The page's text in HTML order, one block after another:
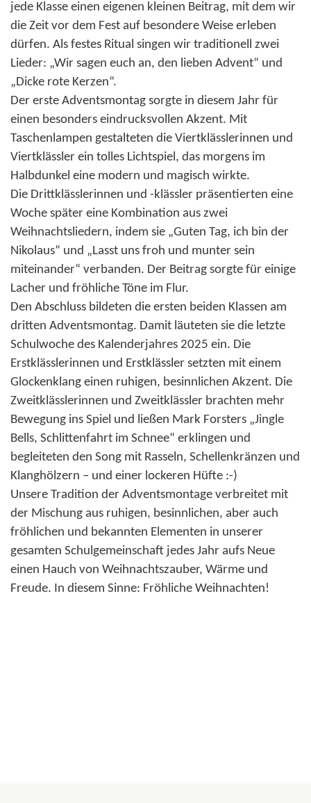
jede Klasse einen eigenen kleinen Beitrag, mit dem wir
die Zeit vor dem Fest auf besondere Weise erleben
dürfen. Als festes Ritual singen wir traditionell zwei
Lieder: „Wir sagen euch an, den lieben Advent“ und
„Dicke rote Kerzen“.
Der erste Adventsmontag sorgte in diesem Jahr für
einen besonders eindrucksvollen Akzent. Mit
Taschenlampen gestalteten die Viertklässlerinnen und
Viertklässler ein tolles Lichtspiel, das morgens im
Halbdunkel eine modern und magisch wirkte.
Die Drittklässlerinnen und -klässler präsentierten eine
Woche später eine Kombination aus zwei
Weihnachtsliedern, indem sie „Guten Tag, ich bin der
Nikolaus“ und „Lasst uns froh und munter sein
miteinander“ verbanden. Der Beitrag sorgte für einige
Lacher und fröhliche Töne im Flur.
Den Abschluss bildeten die ersten beiden Klassen am
dritten Adventsmontag. Damit läuteten sie die letzte
Schulwoche des Kalenderjahres 2025 ein. Die
Erstklässlerinnen und Erstklässler setzten mit einem
Glockenklang einen ruhigen, besinnlichen Akzent. Die
Zweitklässlerinnen und Zweitklässler brachten mehr
Bewegung ins Spiel und ließen Mark Forsters „Jingle
Bells, Schlittenfahrt im Schnee“ erklingen und
begleiteten den Song mit Rasseln, Schellenkränzen und
Klanghölzern – und einer lockeren Hüfte :-)
Unsere Tradition der Adventsmontage verbreitet mit
der Mischung aus ruhigen, besinnlichen, aber auch
fröhlichen und bekannten Elementen in unserer
gesamten Schulgemeinschaft jedes Jahr aufs Neue
einen Hauch von Weihnachtszauber, Wärme und
Freude. In diesem Sinne: Fröhliche Weihnachten!